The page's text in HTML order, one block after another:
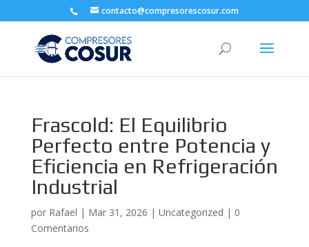
contacto@compresorescosur.com
Frascold: El Equilibrio
Perfecto entre Potencia y
Eficiencia en Refrigeración
Industrial
por Rafael | Mar 31, 2026 | Uncategorized | 0
Comentarios